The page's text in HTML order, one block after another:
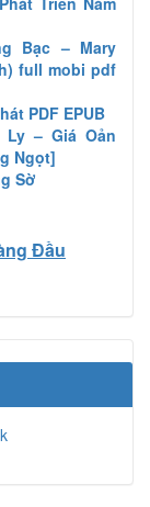
Bạc – Mary
full mobi pdf
PDF EPUB
– Giá Oản
Ngọt]
Sờ
Đầu